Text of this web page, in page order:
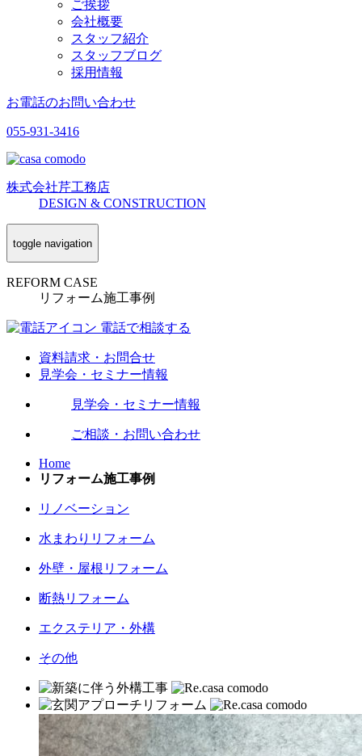
ご挨拶
会社概要
スタッフ紹介
スタッフブログ
採用情報
お電話のお問い合わせ
055-931-3416
株式会社芹工務店
DESIGN & CONSTRUCTION
toggle navigation
REFORM CASE
リフォーム施工事例
電話で相談する
資料請求・お問合せ
見学会・セミナー情報
見学会・セミナー情報
ご相談・お問い合わせ
Home
リフォーム施工事例
リノベーション
水まわりリフォーム
外壁・屋根リフォーム
断熱リフォーム
エクステリア・外構
その他